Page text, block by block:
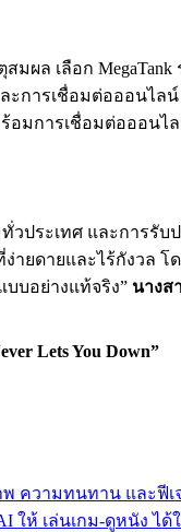
เลือก MegaTank รุ่
รเชื่อมต่อออนไลน์ เ
อมการเชื่อมต่อออน
ะเทศ และการรับป
ายดายและไร้กังว
บอย่างแท้จริง” นางส
Lets You Down”
ความทนทาน และฟี
ให้ เล่นเกม-ดูหนัง ได้